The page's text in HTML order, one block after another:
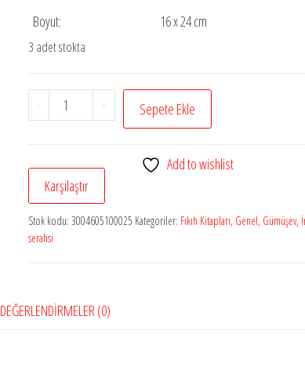
Boyut:
16 x 24 cm
3 adet stokta
-
Mebsut
(31
adet
+ Sepete Ekle
Add to wishlist
Karşılaştır
Stok kodu: 3004605100025 Kategoriler: Fıkıh Kitapları, Genel, Gümüşev,
serahsi
DEĞERLENDIRMELER (0)